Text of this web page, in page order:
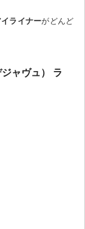
ライナーがどんど
ャヴュ） ラ